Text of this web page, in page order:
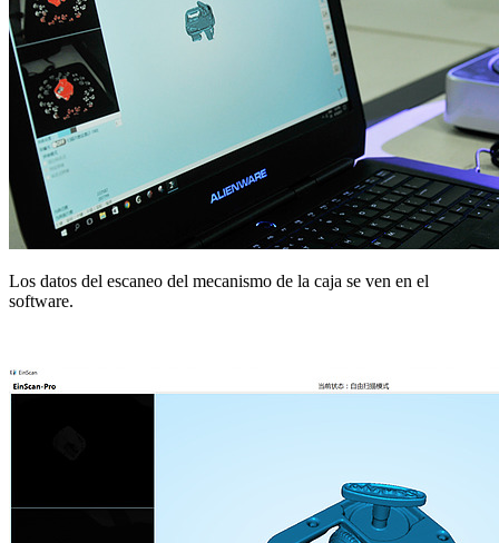
Los datos del escaneo del mecanismo de la caja se ven en el
software.